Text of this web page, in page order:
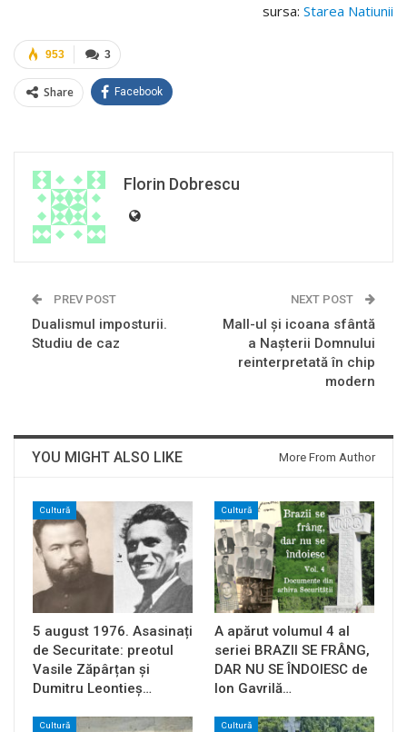
sursa: Starea Natiunii
3
953
Share Facebook
Florin Dobrescu
PREV POST
Dualismul imposturii.
Studiu de caz
NEXT POST
Mall-ul și icoana sfântă
a Nașterii Domnului
reinterpretată în chip
modern
YOU MIGHT ALSO LIKE More From Author
Cultură
5 august 1976. Asasinați
de Securitate: preotul
Vasile Zăpârțan și
Dumitru Leontieș…
Cultură
A apărut volumul 4 al
seriei BRAZII SE FRÂNG,
DAR NU SE ÎNDOIESC de
Ion Gavrilă…
Cultură Cultură